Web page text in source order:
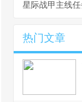
星际战甲主线任
热门文章